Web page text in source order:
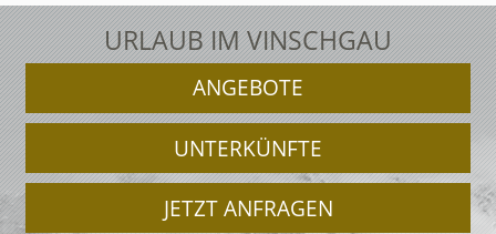
URLAUB IM VINSCHGAU
ANGEBOTE
UNTERKÜNFTE
JETZT ANFRAGEN